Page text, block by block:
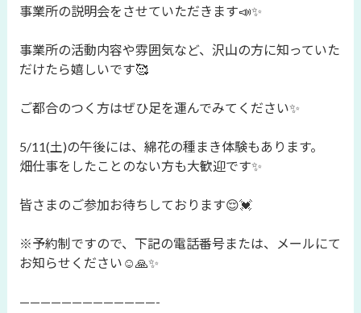
事業所の説明会をさせていただきます📣✨
事業所の活動内容や雰囲気など、沢山の方に知っていた
だけたら嬉しいです🥰
ご都合のつく方はぜひ足を運んでみてください✨
5/11(土)の午後には、綿花の種まき体験もあります。
畑仕事をしたことのない方も大歓迎です✨
皆さまのご参加お待ちしております😌💓
※予約制ですので、下記の電話番号または、メールにて
お知らせください☺️🙏✨
—————————————-